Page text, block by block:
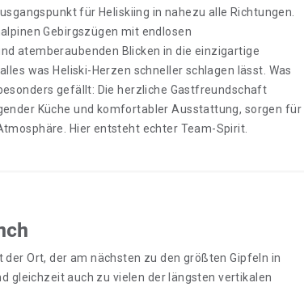
für Heliskiing in nahezu alle Richtungen.
Gebirgszügen mit endlosen
atemberaubenden Blicken in die einzigartige
was Heliski-Herzen schneller schlagen lässt. Was
gefällt: Die herzliche Gastfreundschaft
Küche und komfortabler Ausstattung, sorgen für
Hier entsteht echter Team-Spirit.
der Ort, der am nächsten zu den größten Gipfeln in
gleichzeit auch zu vielen der längsten vertikalen